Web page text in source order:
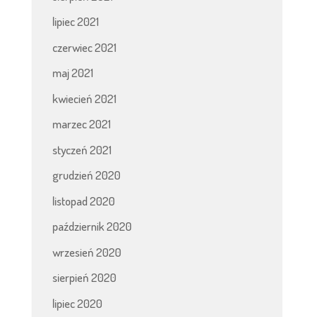
lipiec 2021
czerwiec 2021
maj 2021
kwiecień 2021
marzec 2021
styczeń 2021
grudzień 2020
listopad 2020
październik 2020
wrzesień 2020
sierpień 2020
lipiec 2020